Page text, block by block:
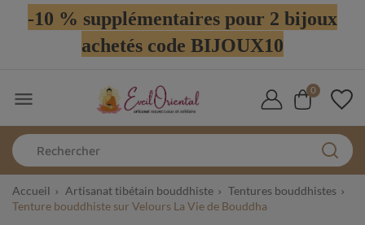
-10 % supplémentaires pour 2 bijoux
achetés code BIJOUX10
 0
Accueil Artisanat tibétain bouddhiste
Tentures bouddhistes
Tenture bouddhiste sur Velours La Vie de Bouddha